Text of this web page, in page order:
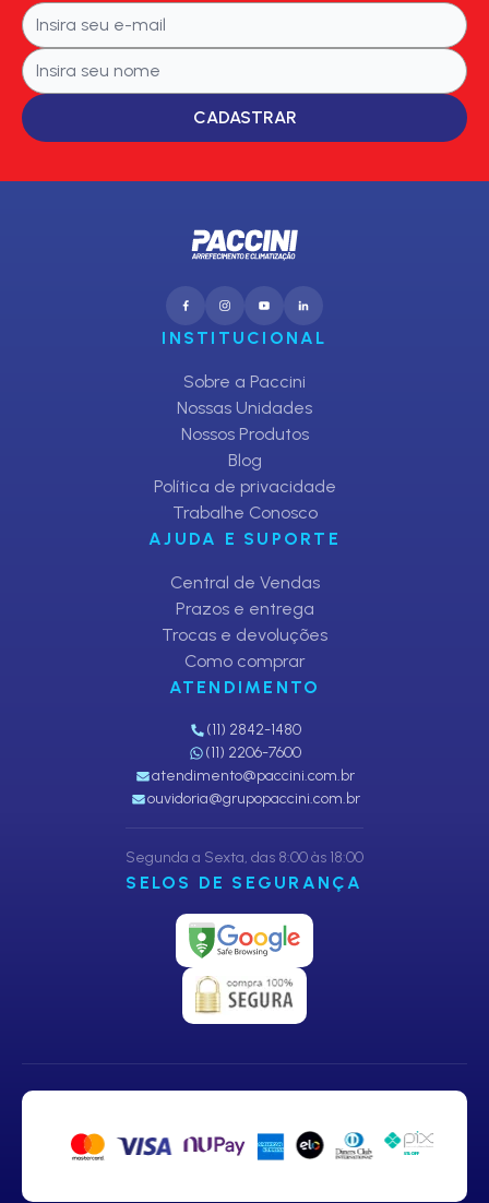
CADASTRAR
INSTITUCIONAL
Sobre a Paccini
Nossas Unidades
Nossos Produtos
Blog
Política de privacidade
Trabalhe Conosco
AJUDA E SUPORTE
Central de Vendas
Prazos e entrega
Trocas e devoluções
Como comprar
ATENDIMENTO
(11) 2842-1480
(11) 2206-7600
atendimento@paccini.com.br
ouvidoria@grupopaccini.com.br
Segunda a Sexta, das 8:00 às 18:00
SELOS DE SEGURANÇA